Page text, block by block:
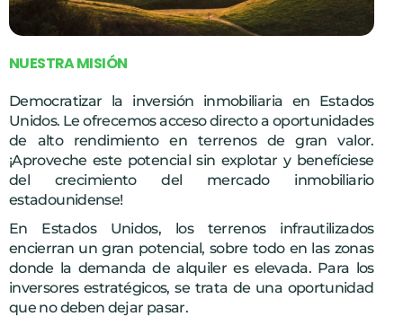
NUESTRAMISIÓN
Democratizar la inversión inmobiliaria en Estados
Unidos. Le ofrecemos acceso directo a oportunidades
de alto rendimiento en terrenos de gran valor.
¡Aproveche este potencial sin explotar y benefíciese
del crecimiento del mercado inmobiliario
estadounidense!
En Estados Unidos, los terrenos infrautilizados
encierran un gran potencial, sobre todo en las zonas
donde la demanda de alquiler es elevada. Para los
inversores estratégicos, se trata de una oportunidad
que no deben dejar pasar.